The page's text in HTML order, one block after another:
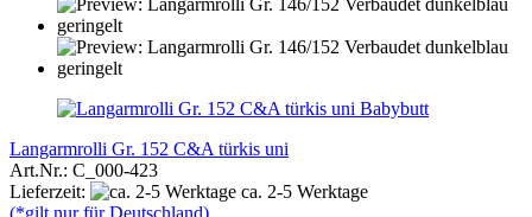
Babybutt
Langarmrolli Gr. 152 C&A türkis uni
Art.Nr.: C_000-423
Lieferzeit:
ca. 2-5 Werktage
(*gilt nur für Deutschland)